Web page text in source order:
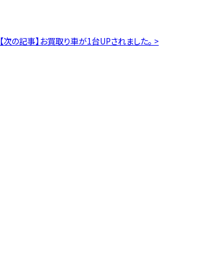
【次の記事】お買取り車が1台UPされました。 >